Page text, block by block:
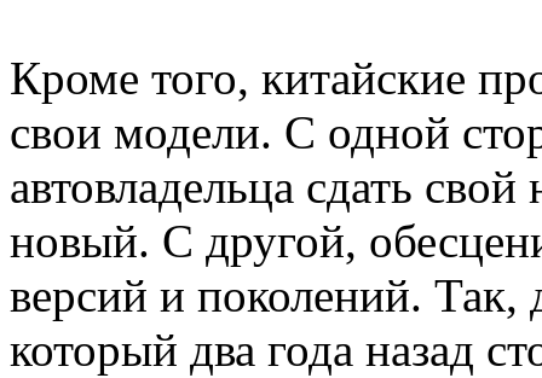
Кроме того, китайские
свои модели. С одной
автовладельца сдать
новый. С другой,
версий и поколений. Так,
который два года назад